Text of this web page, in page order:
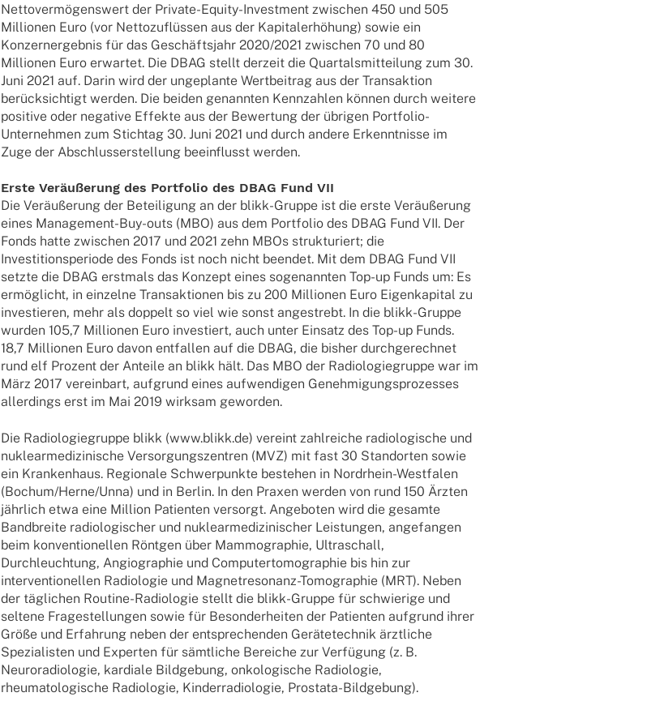
Netto­ver­mö­gens­wert der Private-Equity-Inves­t­­ment zwischen 450 und 505
Millio­nen Euro (vor Netto­zu­flüs­sen aus der Kapi­tal­erhö­hung) sowie ein
Konzern­er­geb­nis für das Geschäfts­jahr 2020/2021 zwischen 70 und 80
Millio­nen Euro erwar­tet. Die DBAG stellt derzeit die Quar­tals­mit­tei­lung zum 30.
Juni 2021 auf. Darin wird der unge­plante Wert­bei­trag aus der Trans­ak­tion
berück­sich­tigt werden. Die beiden genann­ten Kenn­zah­len können durch weitere
posi­tive oder nega­tive Effekte aus der Bewer­tung der übri­gen Port­­fo­­lio-
Unter­­neh­­men zum Stich­tag 30. Juni 2021 und durch andere Erkennt­nisse im
Zuge der Abschluss­erstel­lung beein­flusst werden.
Erste Veräu­ße­rung des Port­fo­lio des DBAG Fund VII
Die Veräu­ße­rung der Betei­li­gung an der blikk-Gruppe ist die erste Veräu­ße­rung
eines Mana­ge­­ment-Buy-outs (MBO) aus dem Port­fo­lio des DBAG Fund VII. Der
Fonds hatte zwischen 2017 und 2021 zehn MBOs struk­tu­riert; die
Inves­ti­ti­ons­pe­ri­ode des Fonds ist noch nicht been­det. Mit dem DBAG Fund VII
setzte die DBAG erst­mals das Konzept eines soge­nann­ten Top-up Funds um: Es
ermög­licht, in einzelne Trans­ak­tio­nen bis zu 200 Millio­nen Euro Eigen­ka­pi­tal zu
inves­tie­ren, mehr als doppelt so viel wie sonst ange­strebt. In die blikk-Gruppe
wurden 105,7 Millio­nen Euro inves­tiert, auch unter Einsatz des Top-up Funds.
18,7 Millio­nen Euro davon entfal­len auf die DBAG, die bisher durch­ge­rech­net
rund elf Prozent der Anteile an blikk hält. Das MBO der Radio­lo­gie­gruppe war im
März 2017 verein­bart, aufgrund eines aufwen­di­gen Geneh­mi­gungs­pro­zes­ses
aller­dings erst im Mai 2019 wirk­sam geworden.
Die Radio­lo­gie­gruppe blikk (www.blikk.de) vereint zahl­rei­che radio­lo­gi­sche und
nukle­ar­me­di­zi­ni­sche Versor­gungs­zen­tren (MVZ) mit fast 30 Stand­or­ten sowie
ein Kran­ken­haus. Regio­nale Schwer­punkte bestehen in Nord­rhein-West­­fa­­len
(Bochum/Herne/Unna) und in Berlin. In den Praxen werden von rund 150 Ärzten
jähr­lich etwa eine Million Pati­en­ten versorgt. Ange­bo­ten wird die gesamte
Band­breite radio­lo­gi­scher und nukle­ar­me­di­zi­ni­scher Leis­tun­gen, ange­fan­gen
beim konven­tio­nel­len Rönt­gen über Mammo­gra­phie, Ultra­schall,
Durch­leuch­tung, Angio­gra­phie und Compu­ter­to­mo­gra­phie bis hin zur
inter­ven­tio­nel­len Radio­lo­gie und Magne­t­­re­­so­nanz-Tomo­­gra­­phie (MRT). Neben
der tägli­chen Routine-Radio­­lo­­gie stellt die blikk-Gruppe für schwie­rige und
seltene Frage­stel­lun­gen sowie für Beson­der­hei­ten der Pati­en­ten aufgrund ihrer
Größe und Erfah­rung neben der entspre­chen­den Gerä­te­tech­nik ärzt­li­che
Spezia­lis­ten und Exper­ten für sämt­li­che Berei­che zur Verfü­gung (z. B.
Neuro­ra­dio­lo­gie, kardiale Bild­ge­bung, onko­lo­gi­sche Radio­lo­gie,
rheu­ma­to­lo­gi­sche Radio­lo­gie, Kinder­ra­dio­lo­gie, Prostata-Bildgebung).